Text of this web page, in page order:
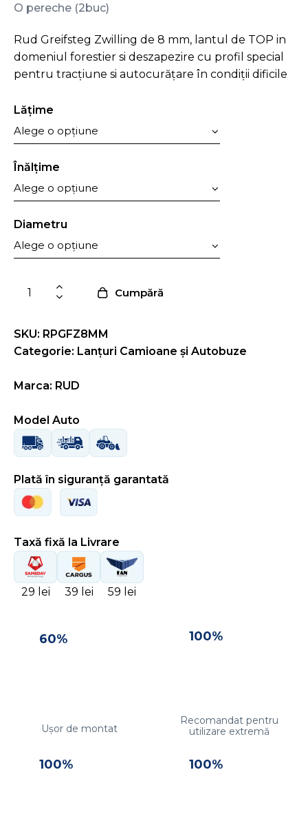
O pereche (2buc)
Rud Greifsteg Zwilling de 8 mm, lantul de TOP in
domeniul forestier si deszapezire cu profil special
pentru tracțiune si autocurățare în condiții dificile
Lăţime
Înălţime
Diametru
Cumpără
SKU: RPGFZ8MM
Categorie: Lanțuri Camioane și Autobuze
Marca: RUD
Model Auto
Plată în siguranță garantată
Taxă fixă la Livrare
29 lei 39 lei 59 lei
60%
Ușor de montat
100%
Recomandat pentru
utilizare extremă
100% 100%